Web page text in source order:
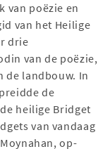
van poëzie en
van het Heilige
drie
van de poëzie,
de landbouw. In
de
heilige Bridget
van vandaag
op-